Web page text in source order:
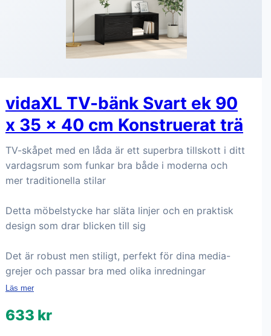
vidaXL TV-bänk Svart ek 90
x 35 x 40 cm Konstruerat trä
TV-skåpet med en låda är ett superbra tillskott i ditt
vardagsrum som funkar bra både i moderna och
mer traditionella stilar
Detta möbelstycke har släta linjer och en praktisk
design som drar blicken till sig
Det är robust men stiligt, perfekt för dina media-
grejer och passar bra med olika inredningar
Läs mer
633 kr